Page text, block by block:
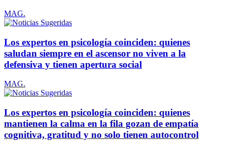
MAG.
Los expertos en psicología coinciden: quienes
saludan siempre en el ascensor no viven a la
defensiva y tienen apertura social
MAG.
Los expertos en psicología coinciden: quienes
mantienen la calma en la fila gozan de empatía
cognitiva, gratitud y no solo tienen autocontrol